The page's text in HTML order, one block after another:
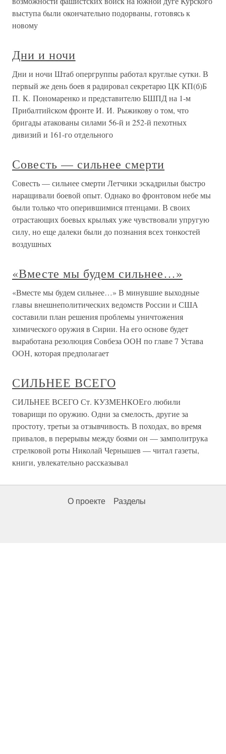
выступа были окончательно подорваны, готовясь к
новому
Дни и ночи
Дни и ночи Штаб опергруппы работал круглые сутки. В
первый же день боев я радировал секретарю ЦК КП(б)Б
П. К. Пономаренко и представителю БШПД на 1-м
Прибалтийском фронте И. И. Рыжикову о том, что
бригады атакованы силами 56-й и 252-й пехотных
дивизий и 161-го отдельного
Совесть — сильнее смерти
Совесть — сильнее смерти Летчики эскадрильи быстро
наращивали боевой опыт. Однако во фронтовом небе мы
были только что оперившимися птенцами. В своих
отрастающих боевых крыльях уже чувствовали упругую
силу, но еще далеки были до познания всех тонкостей
воздушных
«Вместе мы будем сильнее…»
«Вместе мы будем сильнее…» В минувшие выходные
главы внешнеполитических ведомств России и США
составили план решения проблемы уничтожения
химического оружия в Сирии. На его основе будет
выработана резолюция Совбеза ООН по главе 7 Устава
ООН, которая предполагает
СИЛЬНЕЕ ВСЕГО
СИЛЬНЕЕ ВСЕГО Ст. КУЗМЕНКОЕго любили
товарищи по оружию. Одни за смелость, другие за
простоту, третьи за отзывчивость. В походах, во время
привалов, в перерывы между боями он — замполитрука
стрелковой роты Николай Чернышев — читал газеты,
книги, увлекательно рассказывал
О проекте Разделы